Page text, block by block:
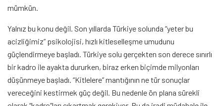
mümkün.
Yalnız bu konu değil. Son yıllarda Türkiye solunda “yeter bu
acizliğimiz” psikolojisi, hızlı kitleselleşme umudunu
güçlendirmeye başladı. Türkiye solu gerçekten son derece sınırlı
bir kadro ile ayakta dururken, biraz erken biçimde milyonları
düşünmeye başladı. “Kitlelere” mantığının ne tür sonuçlar
vereceğini kestirmek güç değil. Bu nedenle ön plana sürekli